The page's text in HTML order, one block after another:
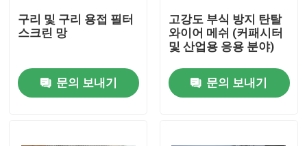
구리 및 구리 용접 필터
스크린 망
문의 보내기
고강도 부식 방지 탄탈
와이어 메쉬 (커패시터
및 산업용 응용 분야)
문의 보내기